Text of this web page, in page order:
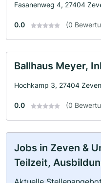
Fasanenweg 4, 27404
0.0 (0
Ballhaus Meyer,
Hochkamp 3, 27404 Zeven
0.0 (0
Jobs in Zeven &
Teilzeit,